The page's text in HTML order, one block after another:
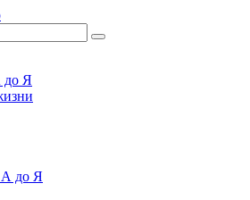
до Я
А до Я